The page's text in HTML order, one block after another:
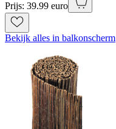
Prijs: 39.99 euro
Bekijk alles in balkonscherm